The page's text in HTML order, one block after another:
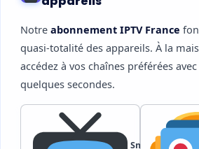
Notre abonnement IPTV France
quasi-totalité des appareils. À la
accédez à vos chaînes préférées avec
quelques secondes.
Smart TV